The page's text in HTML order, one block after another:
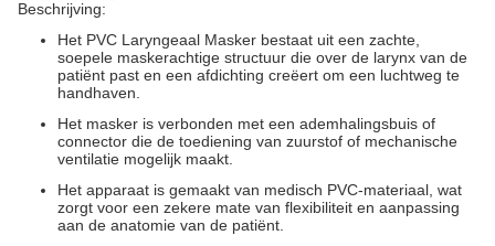
Beschrijving:
Het PVC Laryngeaal Masker bestaat uit een zachte,
soepele maskerachtige structuur die over de larynx van de
patiënt past en een afdichting creëert om een luchtweg te
handhaven.
Het masker is verbonden met een ademhalingsbuis of
connector die de toediening van zuurstof of mechanische
ventilatie mogelijk maakt.
Het apparaat is gemaakt van medisch PVC-materiaal, wat
zorgt voor een zekere mate van flexibiliteit en aanpassing
aan de anatomie van de patiënt.